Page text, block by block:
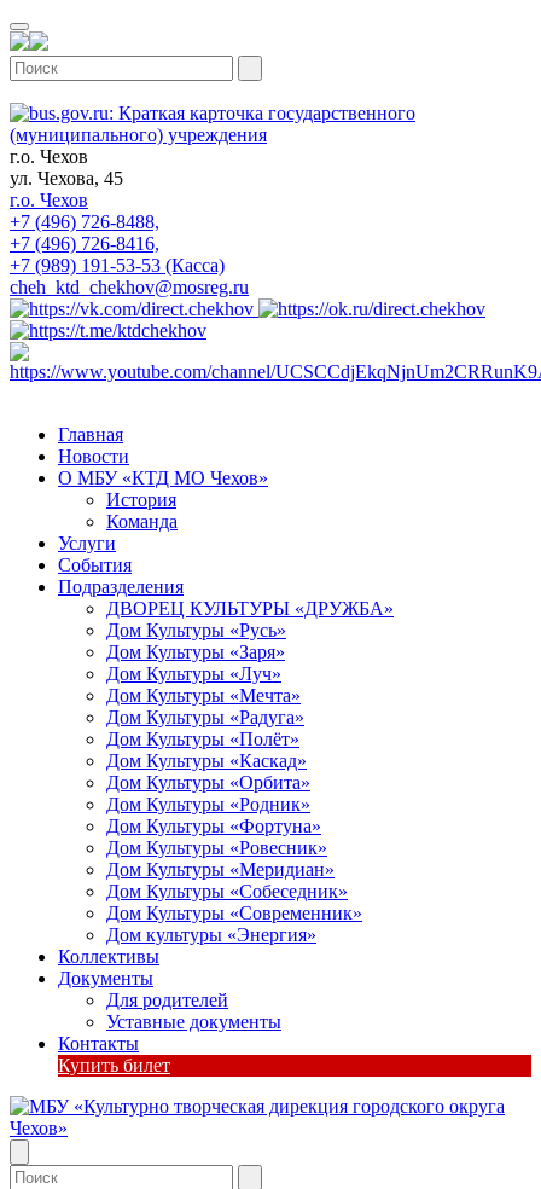
г.о. Чехов
ул. Чехова, 45
г.о. Чехов
+7 (496) 726-8488,
+7 (496) 726-8416,
+7 (989) 191-53-53 (Касса)
cheh_ktd_chekhov@mosreg.ru
Главная
Новости
О МБУ «КТД МО Чехов»
История
Команда
Услуги
События
Подразделения
ДВОРЕЦ КУЛЬТУРЫ «ДРУЖБА»
Дом Культуры «Русь»
Дом Культуры «Заря»
Дом Культуры «Луч»
Дом Культуры «Мечта»
Дом Культуры «Радуга»
Дом Культуры «Полёт»
Дом Культуры «Каскад»
Дом Культуры «Орбита»
Дом Культуры «Родник»
Дом Культуры «Фортуна»
Дом Культуры «Ровесник»
Дом Культуры «Меридиан»
Дом Культуры «Собеседник»
Дом Культуры «Современник»
Дом культуры «Энергия»
Коллективы
Документы
Для родителей
Уставные документы
Контакты
Купить билет